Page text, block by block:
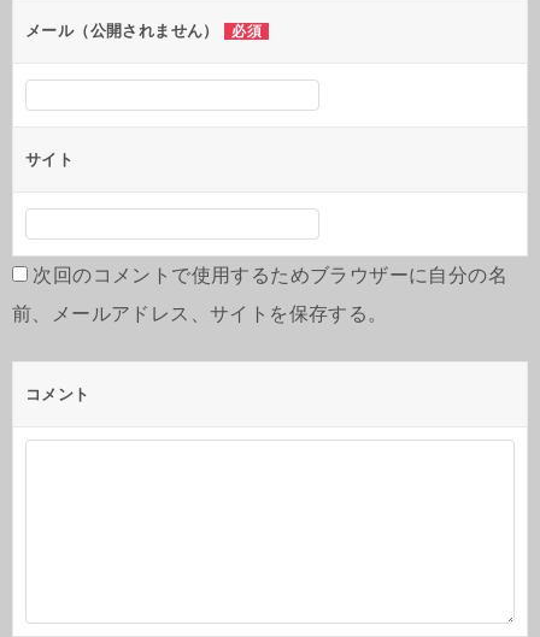
メール（公開されません） 必須
サイト
次回のコメントで使用するためブラウザーに自分の名
前、メールアドレス、サイトを保存する。
コメント